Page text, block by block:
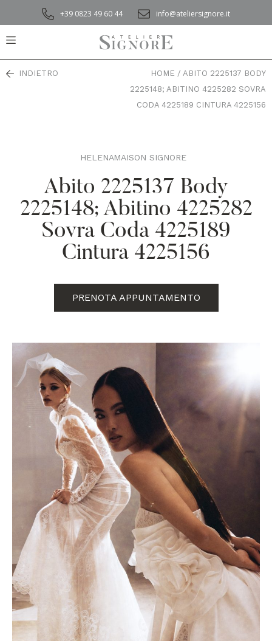
+39 0823 49 60 44 info@ateliersignore.it
INDIETRO HOME / ABITO 2225137 BODY
2225148; ABITINO 4225282 SOVRA
CODA 4225189 CINTURA 4225156
HELENA,
MAISON SIGNORE
Abito 2225137 Body
2225148; Abitino 4225282
Sovra Coda 4225189
Cintura 4225156
PRENOTA APPUNTAMENTO